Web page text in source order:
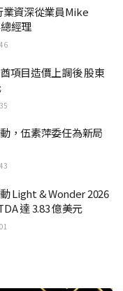
資深從業員Mike
經理
項目造價上調後 股東
，伍素萍委任為新局
Light & Wonder 2026
達 3.83 億美元